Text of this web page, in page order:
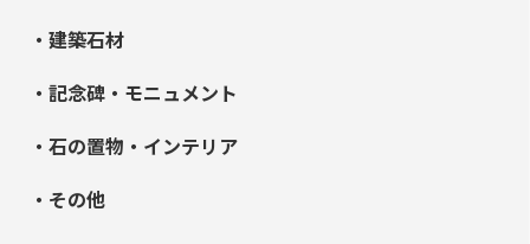
・建築石材
・記念碑・モニュメント
・石の置物・インテリア
・その他